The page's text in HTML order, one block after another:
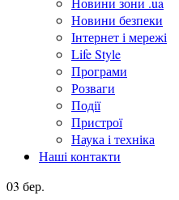
Новини безпеки
Інтернет і мережі
Life Style
Програми
Розваги
Події
Пристрої
Наука і техніка
Наші контакти
03 бер.